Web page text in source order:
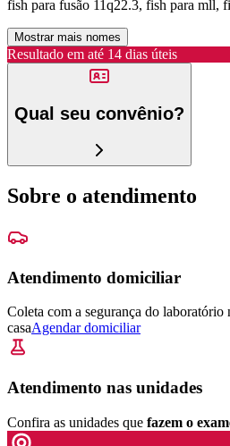
fish para fusão 11q22.3, fish para mll,
Mostrar mais nomes
Resultado em até 14 dias úteis
Qual seu convênio?
Sobre o atendimento
Atendimento domiciliar
Coleta com a segurança do laboratório
casaAgendar domiciliar
Atendimento nas unidades
Confira as unidades que fazem o